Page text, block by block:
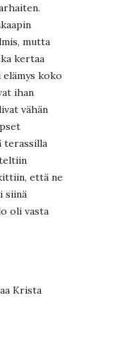
mutta
kertaa
elämys koko
ihan
vähän
terassilla
että ne
siinä
oli vasta
Krista